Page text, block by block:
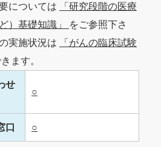
については
「研究段階の医療
）基礎知識」
をご参照下さ
実施状況は
「がんの臨床試験
ます。
せ
○
口 ○